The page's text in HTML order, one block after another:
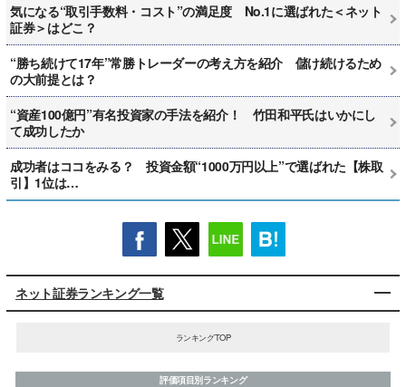
気になる“取引手数料・コスト”の満足度 No.1に選ばれた＜ネット
証券＞はどこ？
“勝ち続けて17年”常勝トレーダーの考え方を紹介 儲け続けるため
の大前提とは？
“資産100億円”有名投資家の手法を紹介！ 竹田和平氏はいかにし
て成功したか
成功者はココをみる？ 投資金額“1000万円以上”で選ばれた【株取
引】1位は…
ネット証券ランキング一覧
ランキングTOP
評価項目別ランキング